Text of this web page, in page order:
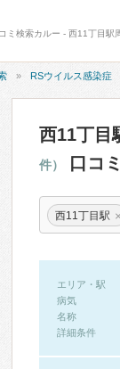
ミ検索カルー - 西11丁目駅
RSウイルス感染症
西11丁目
件）
口コ
西11丁目駅 ×
エリア・駅
病気
名称
詳細条件